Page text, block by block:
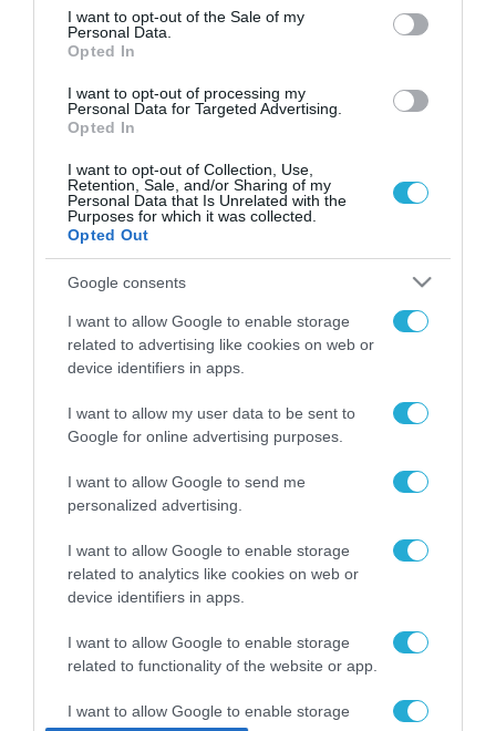
consent section.
I want to opt-out of the Sale of my
Personal Data.
Opted In
I want to opt-out of processing my
Personal Data for Targeted Advertising.
Opted In
I want to opt-out of Collection, Use,
Retention, Sale, and/or Sharing of my
Personal Data that Is Unrelated with the
Purposes for which it was collected.
Opted Out
Google consents
I want to allow Google to enable storage
related to advertising like cookies on web or
device identifiers in apps.
I want to allow my user data to be sent to
Google for online advertising purposes.
I want to allow Google to send me
personalized advertising.
I want to allow Google to enable storage
related to analytics like cookies on web or
device identifiers in apps.
I want to allow Google to enable storage
related to functionality of the website or app.
I want to allow Google to enable storage
ΡΟΗ ΕΙΔΗΣΕΩΝ
Το χρηματοδοτούμενο
από την ΕΕ έργο “The
Gaming Police”
ενισχύει την ασφάλεια
διαδίκτυο
ΑΑΔΕ: Διευκρινίσεις
παραβάσεις που
αφορούν τους ΦΗΜ
31.07.2026
Σ. Καλαφάτης: «Η
Τεχνητή Νοημοσύνη
δεν είναι απλώς μια
μια νέα βιομηχανική
επανάσταση»
31.07.2026
για τη χρηματοδότηση